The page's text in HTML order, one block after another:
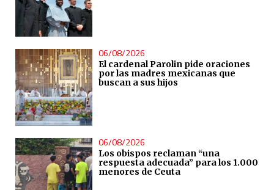
06/08/2026
El cardenal Parolin pide oraciones
por las madres mexicanas que
buscan a sus hijos
06/08/2026
Los obispos reclaman “una
respuesta adecuada” para los 1.000
menores de Ceuta